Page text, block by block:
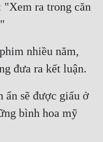
ra trong căn
nhiều năm,
ẩn sẽ được giấu ở
bình hoa mỹ